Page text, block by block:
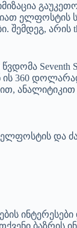
შემდეგ,
360
და
ბაზრის